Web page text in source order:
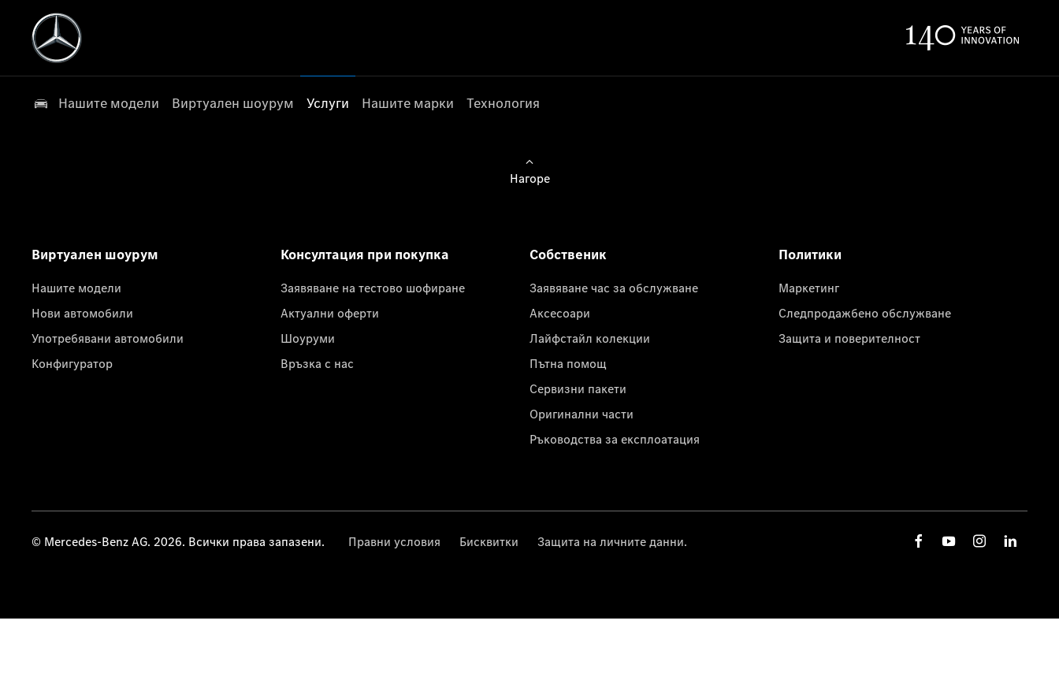
Нашите модели Виртуален шоурум Услуги Нашите марки Технология
Нагоре
Виртуален шоурум
Нашите модели
Нови автомобили
Употребявани автомобили
Конфигуратор
Консултация при покупка
Заявяване на тестово шофиране
Актуални оферти
Шоуруми
Връзка с нас
Собственик
Заявяване час за обслужване
Аксесоари
Лайфстайл колекции
Пътна помощ
Сервизни пакети
Оригинални части
Ръководства за експлоатация
Политики
Маркетинг
Следпродажбено обслужване
Защита и поверителност
© Mercedes-Benz AG. 2026. Всички права запазени. Правни условия Бисквитки Защита на личните данни.